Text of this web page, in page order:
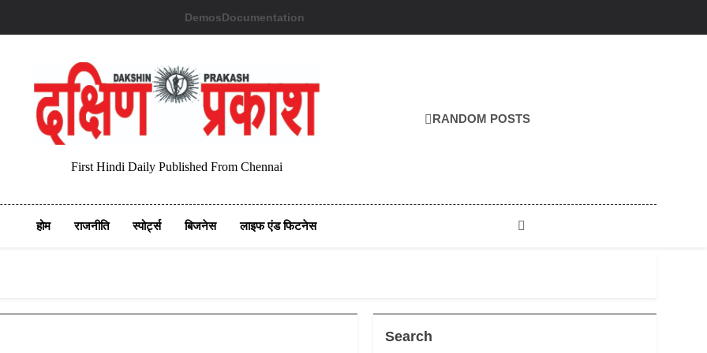
DemosDocumentation
First Hindi Daily Published From Chennai
RANDOM POSTS
होम राजनीति स्पोर्ट्स बिजनेस लाइफ एंड फिटनेस
Search